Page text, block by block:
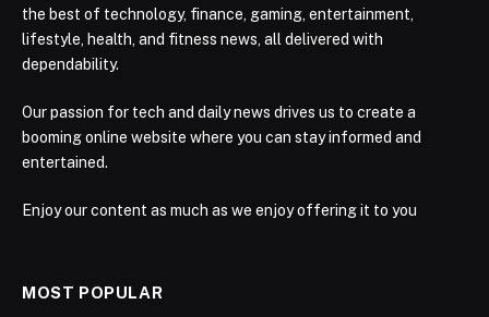
the best of technology, finance, gaming, entertainment,
lifestyle, health, and fitness news, all delivered with
dependability.
Our passion for tech and daily news drives us to create a
booming online website where you can stay informed and
entertained.
Enjoy our content as much as we enjoy offering it to you
MOST POPULAR